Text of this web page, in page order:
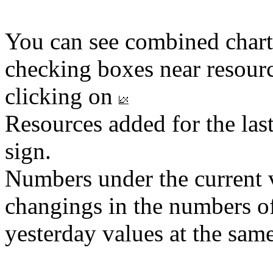
You can see combined
checking boxes near
clicking on
Resources added for the
sign.
Numbers under the
changings in the numbers
yesterday values at the